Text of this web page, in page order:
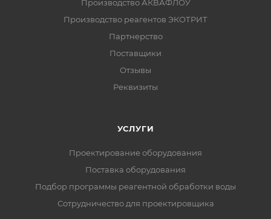
Производство АКВАФЛОУ
Производство реагентов ЭКОТРИТ
Партнерство
Поставщики
Отзывы
Реквизиты
УСЛУГИ
Проектирование оборудования
Поставка оборудования
Подбор программы реагентной обработки воды
Сотрудничество для проектировщика